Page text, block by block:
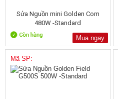
Sửa Nguồn mini Golden Com
480W -Standard
Mua ngay
Mã SP: